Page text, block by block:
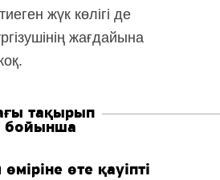
жүк көлігі де
жағдайына
тақырып
бойынша
өте қауіпті